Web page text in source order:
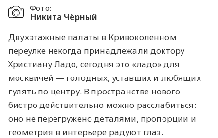
Фото:
Никита Чёрный
Двухэтажные палаты в Кривоколенном
переулке некогда принадлежали доктору
Христиану Ладо, сегодня это «ладо» для
москвичей — голодных, уставших и любящих
гулять по центру. В пространстве нового
бистро действительно можно расслабиться:
оно не перегружено деталями, пропорции и
геометрия в интерьере радуют глаз.